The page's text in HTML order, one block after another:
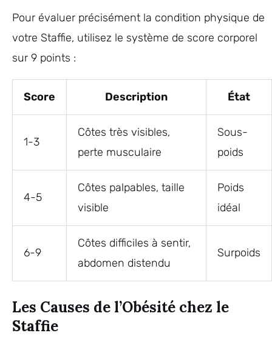
Pour évaluer précisément la condition physique de
votre Staffie, utilisez le système de score corporel
sur 9 points :
Score Description État
1-3
Côtes très visibles,
perte musculaire
Sous-
poids
4-5
Côtes palpables, taille
visible
Poids
idéal
6-9
Côtes difficiles à sentir,
abdomen distendu
Surpoids
Les Causes de l’Obésité chez le
Staffie